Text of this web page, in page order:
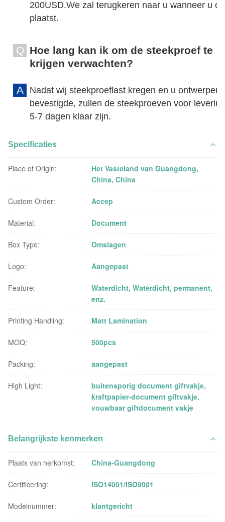
200USD.We zal terugkeren naar u wanneer u
plaatst.
Q Hoe lang kan ik om de steekproef te
krijgen verwachten?
A
Nadat wij steekproeflast kregen en u ontwerpen
bevestigde, zullen de steekproeven voor
5-7 dagen klaar zijn.
Specificaties
Place of Origin:
Het Vasteland van Guangdong,
China, China
Custom Order: Accep
Material: Document
Box Type: Omslagen
Logo: Aangepast
Feature:
Waterdicht, Waterdicht, permanent,
enz.
Printing Handling: Matt Lamination
MOQ: 500pcs
Packing: aangepast
High Light: buitensporig document giftvakje,
kraftpapier-document giftvakje,
vouwbaar giftdocument vakje
Belangrijkste kenmerken
Plaats van herkomst: China-Guangdong
Certificering: ISO14001/ISO9001
Modelnummer: klantgericht